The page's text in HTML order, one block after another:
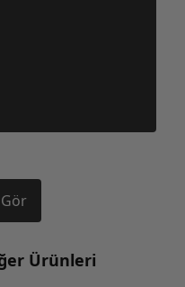
Ürünleri